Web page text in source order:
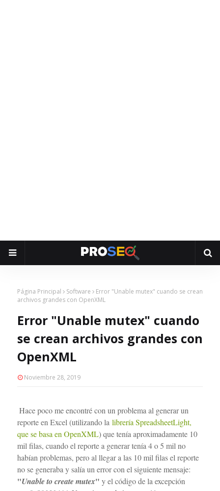
Página Principal Software
Error "Unable mutex" cuando se crean
archivos grandes con OpenXML
Error "Unable mutex" cuando
se crean archivos grandes con
OpenXML
Noviembre 28, 2019
Hace poco me encontré con un problema al generar un
reporte en Excel (utilizando la librería SpreadsheetLight,
que se basa en OpenXML) que tenía aproximadamente 10
mil filas, cuando el reporte a generar tenía 4 o 5 mil no
habían problemas, pero al llegar a las 10 mil filas el reporte
no se generaba y salía un error con el siguiente mensaje:
"Unable to create mutex" y el código de la excepción